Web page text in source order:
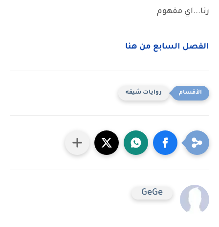
رنا...اي مفهوم
الفصل السابع من هنا
روايات شيقه
GeGe